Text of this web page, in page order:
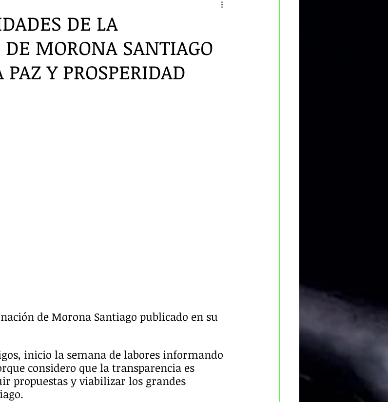
DE LA
MORONA SANTIAGO
Y PROSPERIDAD
de Morona Santiago publicado en su
inicio la semana de labores informando
considero que la transparencia es
propuestas y viabilizar los grandes